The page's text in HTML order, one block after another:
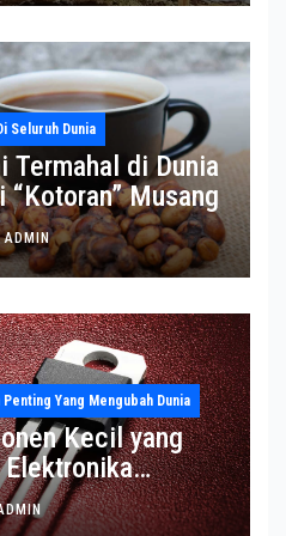
Seluruh Dunia
Termahal di Dunia
Musang
ADMIN
Penting Yang Mengubah Dunia
Kecil yang